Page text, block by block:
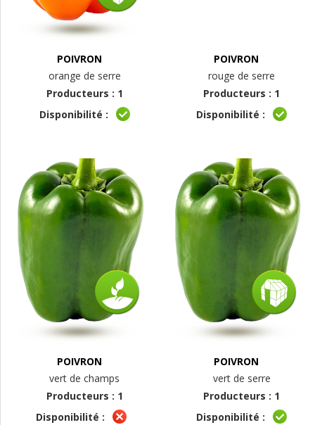
POIVRON
orange de serre
Producteurs : 1
Disponibilité :
POIVRON
rouge de serre
Producteurs : 1
Disponibilité :
POIVRON
vert de champs
Producteurs : 1
Disponibilité :
POIVRON
vert de serre
Producteurs : 1
Disponibilité :